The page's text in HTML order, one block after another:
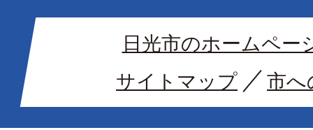
日光市のホームペー
サイトマップ
市へ